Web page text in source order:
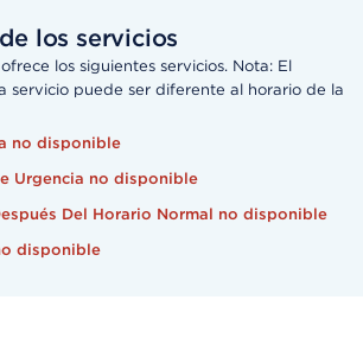
los servicios
los siguientes servicios. Nota: El
servicio puede ser diferente al horario de la
no disponible
Urgencia no disponible
Del Horario Normal no disponible
disponible